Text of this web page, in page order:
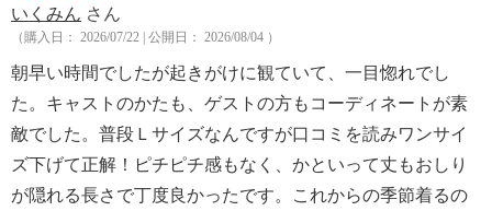
いくみん さん
（購入日： 2026/07/22 | 公開日： 2026/08/04 ）
朝早い時間でしたが起きがけに観ていて、一目惚れでし
た。キャストのかたも、ゲストの方もコーディネートが素
敵でした。普段Ｌサイズなんですが口コミを読みワンサイ
ズ下げて正解！ピチピチ感もなく、かといって丈もおしり
が隠れる長さで丁度良かったです。これからの季節着るの